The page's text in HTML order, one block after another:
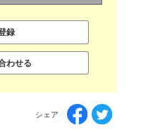
録
わせる
シェア